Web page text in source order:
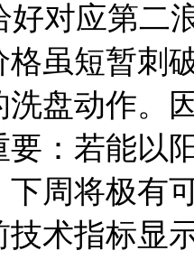
好对应第二
虽短暂刺
洗盘动作。
：若能以
周将极有
技术指标显